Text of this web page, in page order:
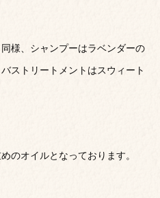
様、シャンプーはラベンダーの
ストリートメントはスウィート
のオイルとなっております。